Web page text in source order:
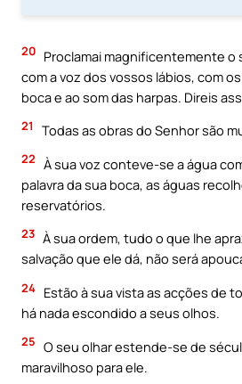
20 Proclamai magnificentemente o
com a voz dos vossos lábios, com
boca e ao som das harpas. Direis
21 Todas as obras do Senhor são
22 À sua voz conteve-se a água
palavra da sua boca, as águas
reservatórios.
23 À sua ordem, tudo o que lhe
salvação que ele dá, não será
24 Estão à sua vista as acções de
há nada escondido a seus olhos.
25 O seu olhar estende-se de
maravilhoso para ele.